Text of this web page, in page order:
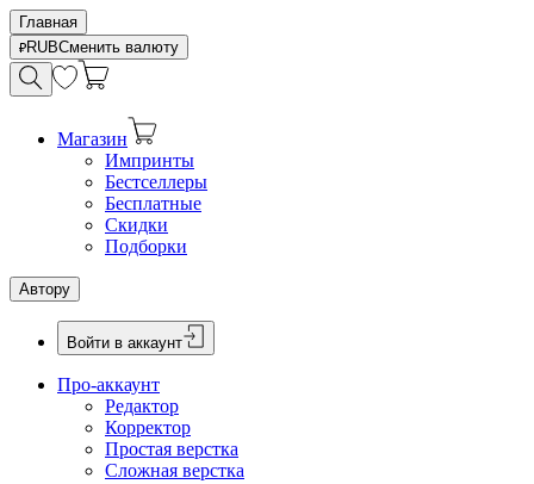
Главная
RUBСменить валюту
Магазин
Импринты
Бестселлеры
Бесплатные
Скидки
Подборки
Автору
Войти в аккаунт
Про-аккаунт
Редактор
Корректор
Простая верстка
Сложная верстка